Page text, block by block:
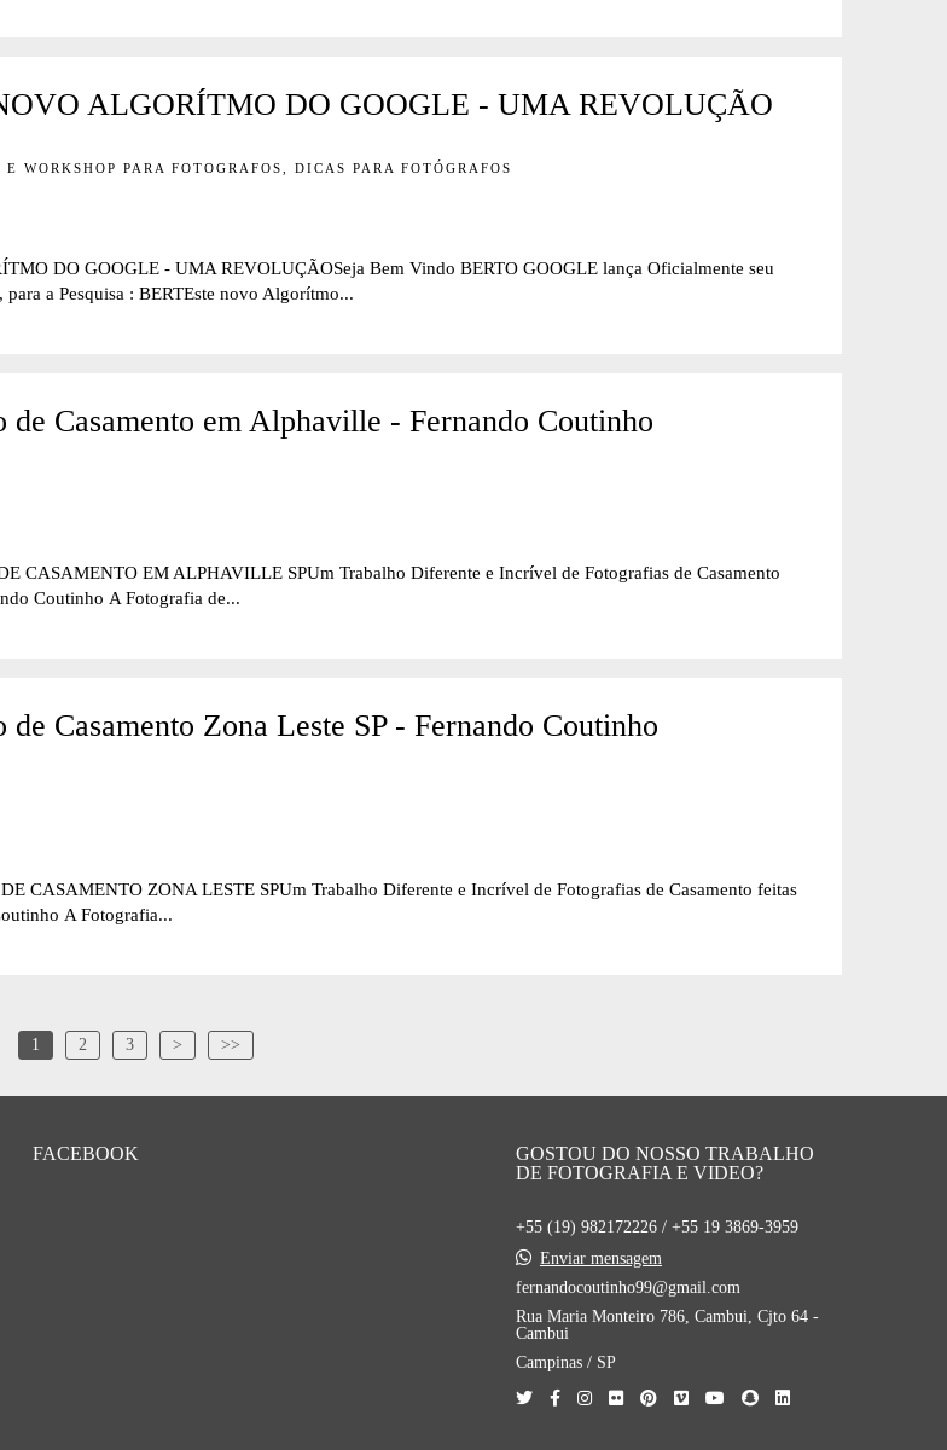
ALGORÍTMO DO GOOGLE - UMA REVOLUÇÃO
E WORKSHOP PARA FOTOGRAFOS, DICAS PARA FOTÓGRAFOS
DO GOOGLE - UMA REVOLUÇÃOSeja Bem Vindo BERTO GOOGLE lança Oficialmente seu
a Pesquisa : BERTEste novo Algorítmo...
de Casamento em Alphaville - Fernando Coutinho
CASAMENTO EM ALPHAVILLE SPUm Trabalho Diferente e Incrível de Fotografias de Casamento
Coutinho A Fotografia de...
de Casamento Zona Leste SP - Fernando Coutinho
CASAMENTO ZONA LESTE SPUm Trabalho Diferente e Incrível de Fotografias de Casamento feitas
A Fotografia...
1 2 3 > >>
FACEBOOK
GOSTOU DO NOSSO TRABALHO
DE FOTOGRAFIA E VIDEO?
+55 (19) 982172226 / +55 19 3869-3959
Enviar mensagem
fernandocoutinho99@gmail.com
Rua Maria Monteiro 786, Cambui, Cjto 64 -
Cambui
Campinas / SP